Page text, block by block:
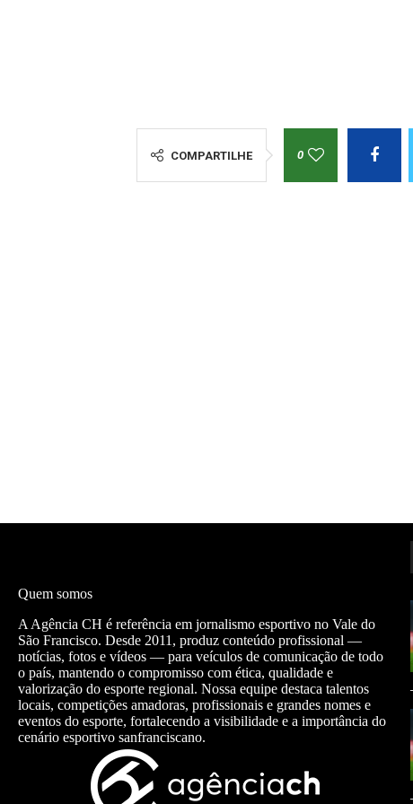
COMPARTILHE 0
Quem somos
A Agência CH é referência em jornalismo esportivo no Vale do
São Francisco. Desde 2011, produz conteúdo profissional —
notícias, fotos e vídeos — para veículos de comunicação de todo
o país, mantendo o compromisso com ética, qualidade e
valorização do esporte regional. Nossa equipe destaca talentos
locais, competições amadoras, profissionais e grandes nomes e
eventos do esporte, fortalecendo a visibilidade e a importância do
cenário esportivo sanfranciscano.